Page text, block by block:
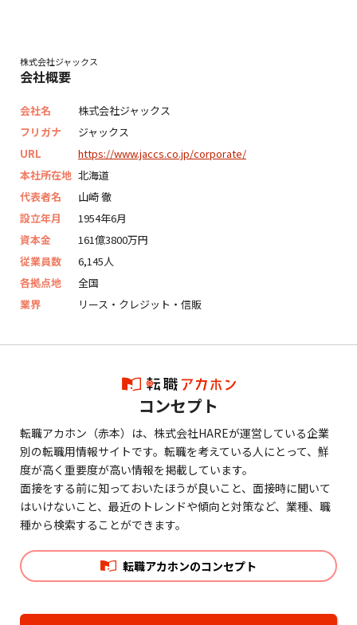
株式会社ジャックス
会社概要
会社名
株式会社ジャックス
フリガナ
ジャックス
URL
https://www.jaccs.co.jp/corporate/
本社所在地 北海道
代表者名
山崎 徹
設立年月
1954年6月
資本金
161億3800万円
従業員数
6,145人
各拠点地
全国
業界
リース・クレジット・信販
コンセプト
転職アカホン（赤本）は、株式会社HAREが運営している企業
別の転職用情報サイトです。転職を考えている人にとって、鮮
度が高く重要度が高い情報を掲載しています。
面接をする前に知っておいたほうが良いこと、面接時に聞いて
はいけないこと、最近のトレンドや傾向と対策など、業種、職
種から検索することができます。
転職アカホンのコンセプト